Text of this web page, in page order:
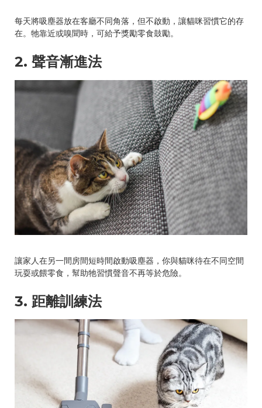
每天將吸塵器放在客廳不同角落，但不啟動，讓貓咪習慣它的存
在。牠靠近或嗅聞時，可給予獎勵零食鼓勵。
2. 聲音漸進法
讓家人在另一間房間短時間啟動吸塵器，你與貓咪待在不同空間
玩耍或餵零食，幫助牠習慣聲音不再等於危險。
3. 距離訓練法